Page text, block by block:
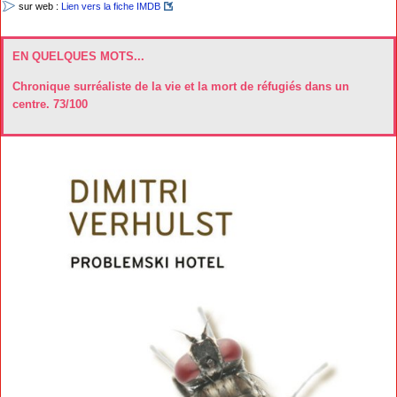
EN QUELQUES MOTS...
Chronique surréaliste de la vie et la mort de réfugiés dans un
centre. 73/100
sur web : Lien vers la fiche IMDB